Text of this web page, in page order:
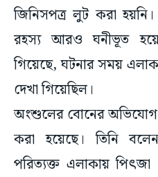
জিনিসপত্র লুট করা
রহস্য আরও ঘনীভূত
গিয়েছে, ঘটনার সময়
দেখা গিয়েছিল।
অংশুলের বোনের
করা হয়েছে। তিনি
পরিত্যক্ত এলাকায়